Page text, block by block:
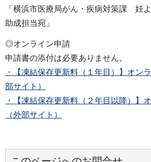
「横浜市医療局がん・疾病対策課 妊
助成担当宛」
◎オンライン申請
申請書の添付は必要ありません。
・【凍結保存更新料（１年目）】オン
部サイト）
・【凍結保存更新料（２年目以降）】
（外部サイト）